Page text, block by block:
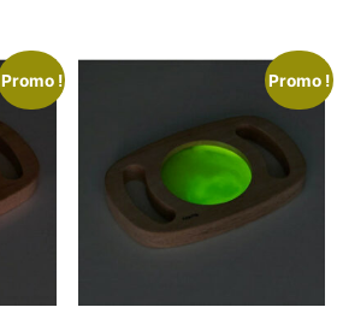
Promo ! Promo !